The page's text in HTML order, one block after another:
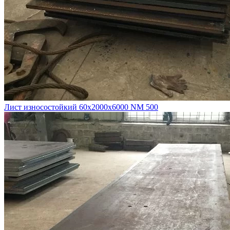
Лист износостойкий 60х2000х6000 NM 500